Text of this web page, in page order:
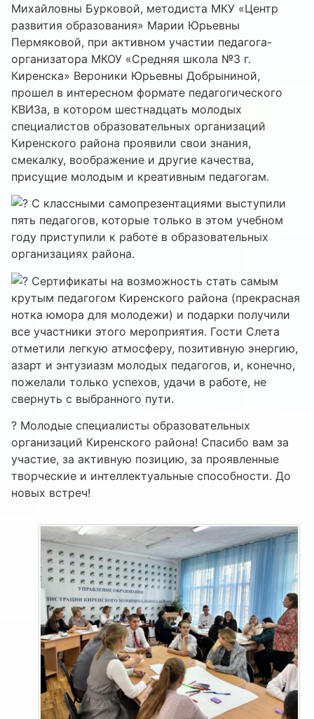
Михайловны Бурковой, методиста МКУ «Центр
развития образования» Марии Юрьевны
Пермяковой, при активном участии педагога-
организатора МКОУ «Средняя школа №3 г.
Киренска» Вероники Юрьевны Добрыниной,
прошел в интересном формате педагогического
КВИЗа, в котором шестнадцать молодых
специалистов образовательных организаций
Киренского района проявили свои знания,
смекалку, воображение и другие качества,
присущие молодым и креативным педагогам.
С классными самопрезентациями выступили
пять педагогов, которые только в этом учебном
году приступили к работе в образовательных
организациях района.
Сертификаты на возможность стать самым
крутым педагогом Киренского района (прекрасная
нотка юмора для молодежи) и подарки получили
все участники этого мероприятия. Гости Слета
отметили легкую атмосферу, позитивную энергию,
азарт и энтузиазм молодых педагогов, и, конечно,
пожелали только успехов, удачи в работе, не
свернуть с выбранного пути.
? Молодые специалисты образовательных
организаций Киренского района! Спасибо вам за
участие, за активную позицию, за проявленные
творческие и интеллектуальные способности. До
новых встреч!